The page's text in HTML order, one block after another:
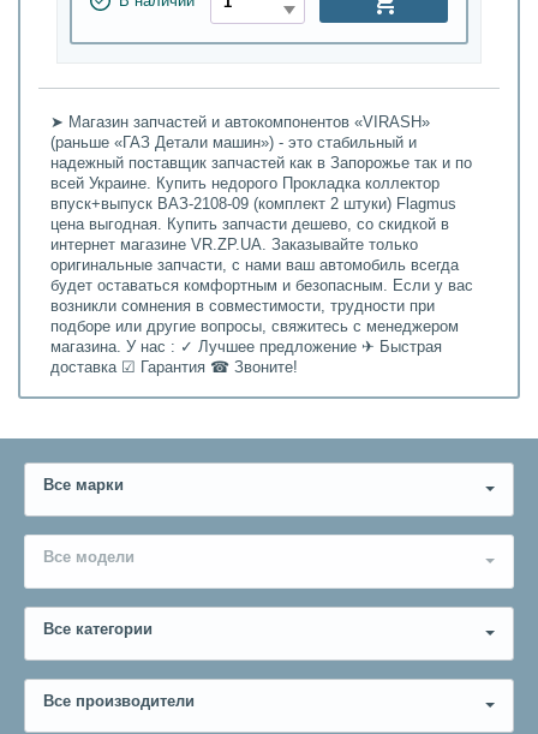
➤ Магазин запчастей и автокомпонентов «VIRASH»
(раньше «ГАЗ Детали машин») - это стабильный и
надежный поставщик запчастей как в Запорожье так и по
всей Украине. Купить недорого Прокладка коллектор
впуск+выпуск ВАЗ-2108-09 (комплект 2 штуки) Flagmus
цена выгодная. Купить запчасти дешево, со скидкой в
интернет магазине VR.ZP.UA. Заказывайте только
оригинальные запчасти, с нами ваш автомобиль всегда
будет оставаться комфортным и безопасным. Если у вас
возникли сомнения в совместимости, трудности при
подборе или другие вопросы, свяжитесь с менеджером
магазина. У нас : ✓ Лучшее предложение ✈ Быстрая
доставка ☑ Гарантия ☎ Звоните!
Все марки
Все модели
Все категории
Все производители